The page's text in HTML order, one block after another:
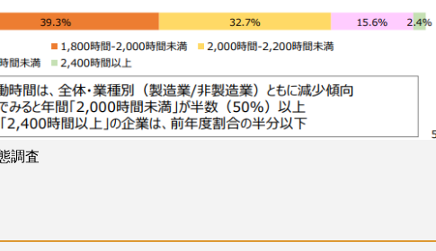
調査